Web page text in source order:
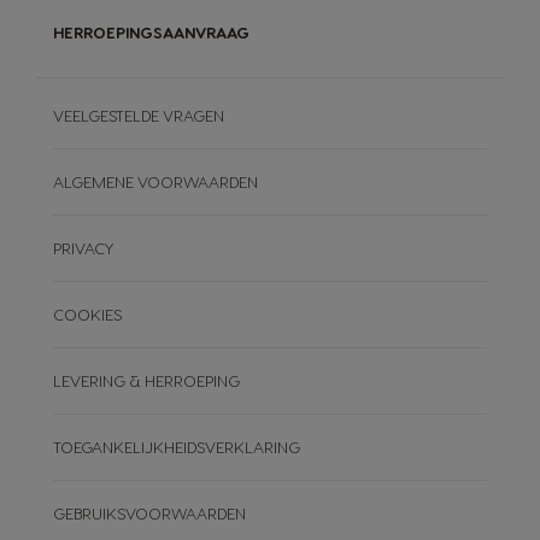
HERROEPINGSAANVRAAG
VEELGESTELDE VRAGEN
ALGEMENE VOORWAARDEN
PRIVACY
COOKIES
LEVERING & HERROEPING
TOEGANKELIJKHEIDSVERKLARING
GEBRUIKSVOORWAARDEN